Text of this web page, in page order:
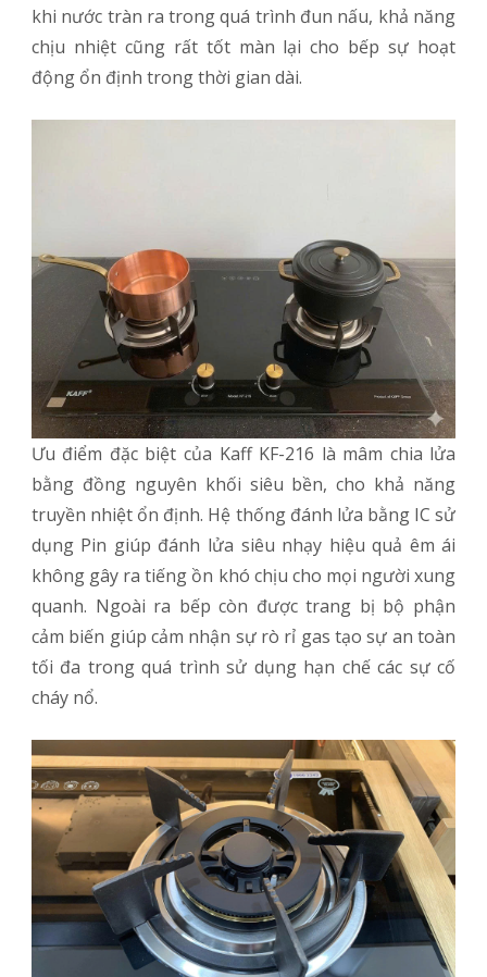
khi nước tràn ra trong quá trình đun nấu, khả năng
chịu nhiệt cũng rất tốt màn lại cho bếp sự hoạt
động ổn định trong thời gian dài.
Ưu điểm đặc biệt của Kaff KF-216 là mâm chia lửa
bằng đồng nguyên khối siêu bền, cho khả năng
truyền nhiệt ổn định. Hệ thống đánh lửa bằng IC sử
dụng Pin giúp đánh lửa siêu nhạy hiệu quả êm ái
không gây ra tiếng ồn khó chịu cho mọi người xung
quanh. Ngoài ra bếp còn được trang bị bộ phận
cảm biến giúp cảm nhận sự rò rỉ gas tạo sự an toàn
tối đa trong quá trình sử dụng hạn chế các sự cố
cháy nổ.